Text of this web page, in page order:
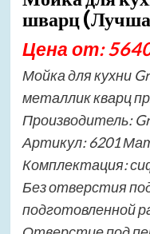
шварц
Цена от:
Мойка для кухни
металлик кварц
Производитель:
Артикул: 6201
Комплектация:
Без отверстия
подготовленной